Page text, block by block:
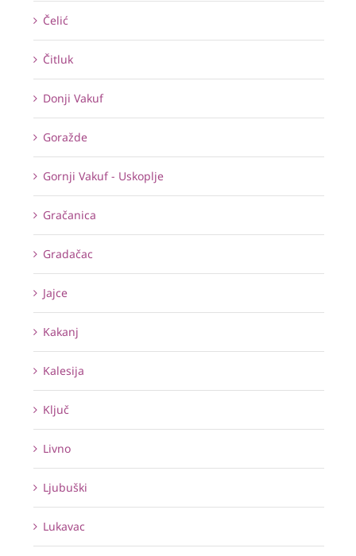
Čelić
Čitluk
Donji Vakuf
Goražde
Gornji Vakuf - Uskoplje
Gračanica
Gradačac
Jajce
Kakanj
Kalesija
Ključ
Livno
Ljubuški
Lukavac